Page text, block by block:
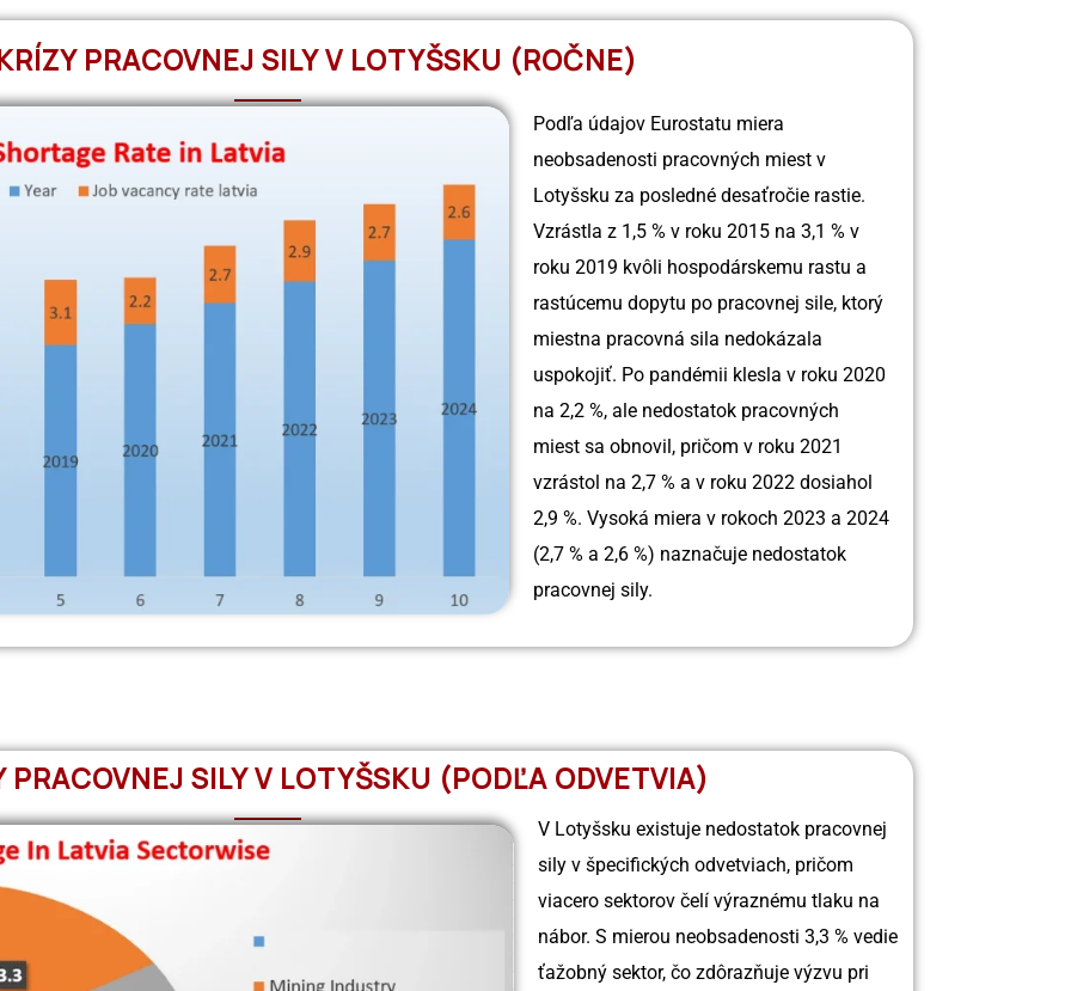
PRACOVNEJ SILY V LOTYŠSKU (ROČNE)
Podľa údajov Eurostatu miera
neobsadenosti pracovných miest v
Lotyšsku za posledné desaťročie rastie.
Vzrástla z 1,5 % v roku 2015 na 3,1 % v
roku 2019 kvôli hospodárskemu rastu a
rastúcemu dopytu po pracovnej sile, ktorý
miestna pracovná sila nedokázala
uspokojiť. Po pandémii klesla v roku 2020
na 2,2 %, ale nedostatok pracovných
miest sa obnovil, pričom v roku 2021
vzrástol na 2,7 % a v roku 2022 dosiahol
2,9 %. Vysoká miera v rokoch 2023 a 2024
(2,7 % a 2,6 %) naznačuje nedostatok
pracovnej sily.
PRACOVNEJ SILY V LOTYŠSKU (PODĽA ODVETVIA)
V Lotyšsku existuje nedostatok pracovnej
sily v špecifických odvetviach, pričom
viacero sektorov čelí výraznému tlaku na
nábor. S mierou neobsadenosti 3,3 % vedie
ťažobný sektor, čo zdôrazňuje výzvu pri